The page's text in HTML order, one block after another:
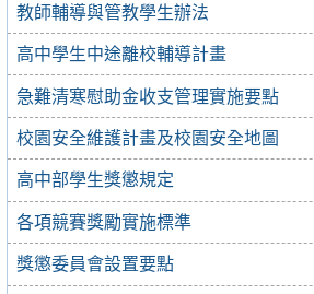
教師輔導與管教學生辦法
高中學生中途離校輔導計畫
急難清寒慰助金收支管理實施要點
校園安全維護計畫及校園安全地圖
高中部學生獎懲規定
各項競賽獎勵實施標準
獎懲委員會設置要點